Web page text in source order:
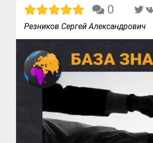
0
Резников Сергей Александрович